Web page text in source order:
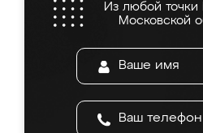
Из любой
Московской